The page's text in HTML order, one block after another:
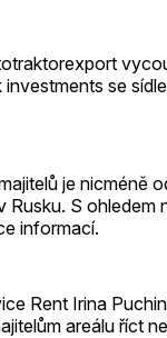
se
je nicméně
S ohledem
informací.
Rent Irina
areálu říct